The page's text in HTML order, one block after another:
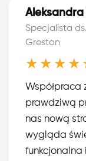
Aleksandra
Specjalista
Greston
Współpraca
prawdziwą
nas nową
wygląda
funkcjonalna